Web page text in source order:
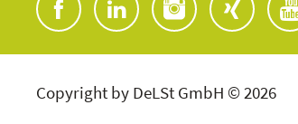
Copyright by DeLSt GmbH © 2026